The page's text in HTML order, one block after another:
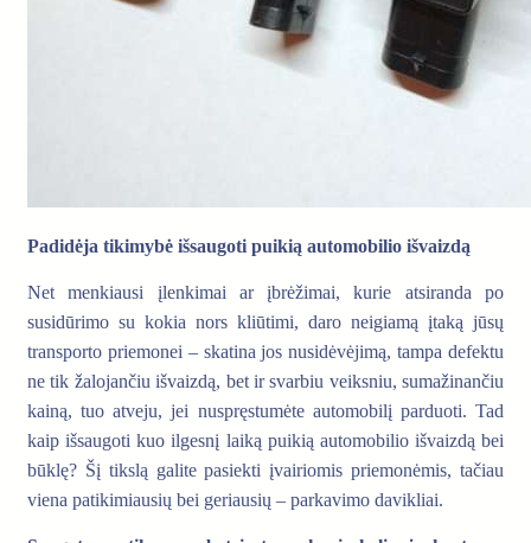
Padidėja tikimybė išsaugoti puikią automobilio išvaizdą
Net menkiausi įlenkimai ar įbrėžimai, kurie atsiranda po
susidūrimo su kokia nors kliūtimi, daro neigiamą įtaką jūsų
transporto priemonei – skatina jos nusidėvėjimą, tampa defektu
ne tik žalojančiu išvaizdą, bet ir svarbiu veiksniu, sumažinančiu
kainą, tuo atveju, jei nuspręstumėte automobilį parduoti. Tad
kaip išsaugoti kuo ilgesnį laiką puikią automobilio išvaizdą bei
būklę? Šį tikslą galite pasiekti įvairiomis priemonėmis, tačiau
viena patikimiausių bei geriausių – parkavimo davikliai.